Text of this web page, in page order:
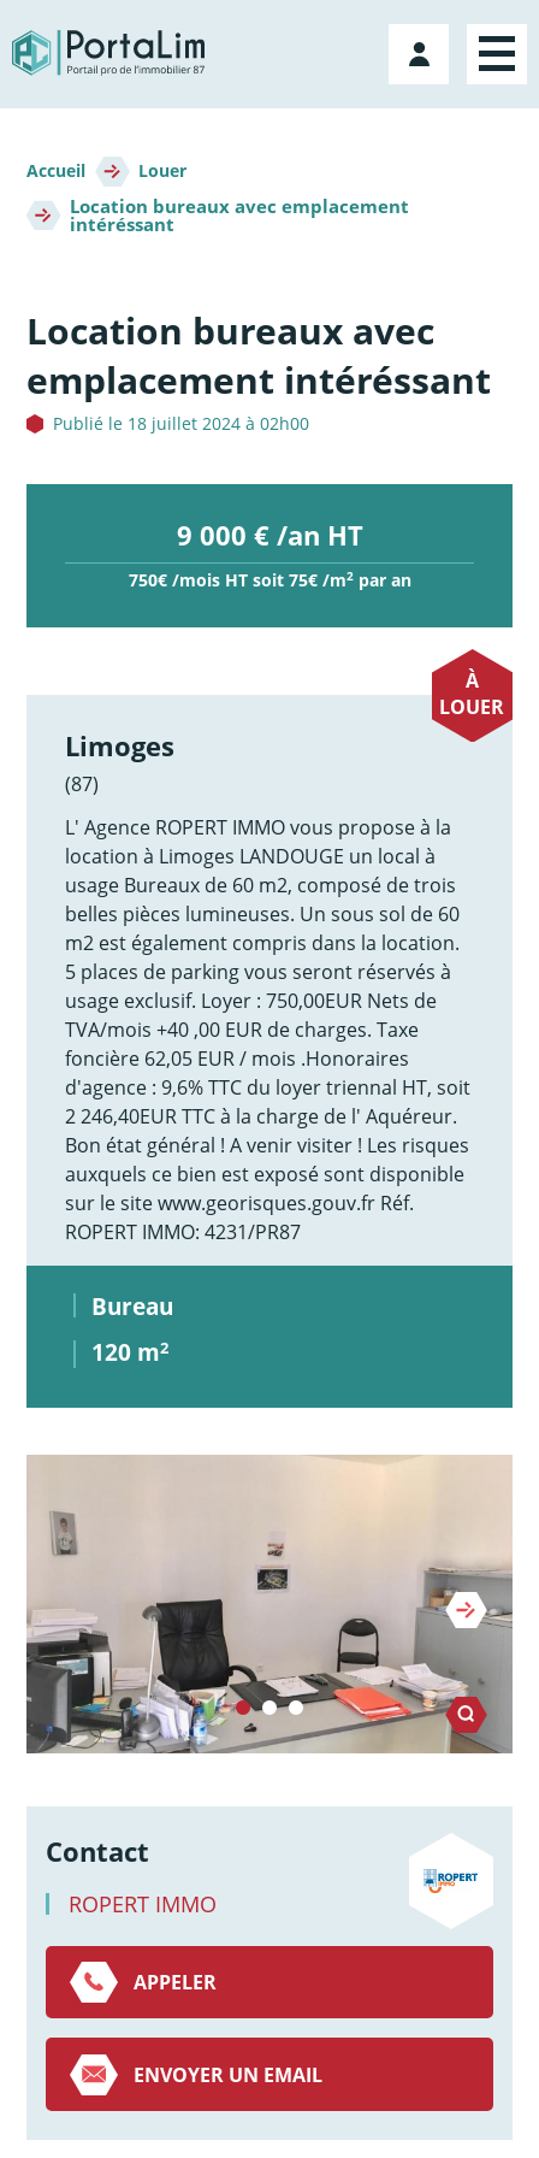
directement
au
contenu
Mon
compte
d'Ariane
Accueil Louer
Location bureaux avec emplacement
intéréssant
Location bureaux avec
emplacement intéréssant
Publié le 18 juillet 2024 à 02h00
9 000 € /an HT
750€ /mois HT soit 75€ /m2par an
À
LOUER
Limoges
(87)
L' Agence ROPERT IMMO vous propose à la
location à Limoges LANDOUGE un local à
usage Bureaux de 60 m2, composé de trois
belles pièces lumineuses. Un sous sol de 60
m2 est également compris dans la location.
5 places de parking vous seront réservés à
usage exclusif. Loyer : 750,00EUR Nets de
TVA/mois +40 ,00 EUR de charges. Taxe
foncière 62,05 EUR / mois .Honoraires
d'agence : 9,6% TTC du loyer triennal HT, soit
2 246,40EUR TTC à la charge de l' Aquéreur.
Bon état général ! A venir visiter ! Les risques
auxquels ce bien est exposé sont disponible
sur le site www.georisques.gouv.fr Réf.
ROPERT IMMO: 4231/PR87
Bureau
120 m2
Contact
ROPERT IMMO
APPELER
ENVOYER UN EMAIL